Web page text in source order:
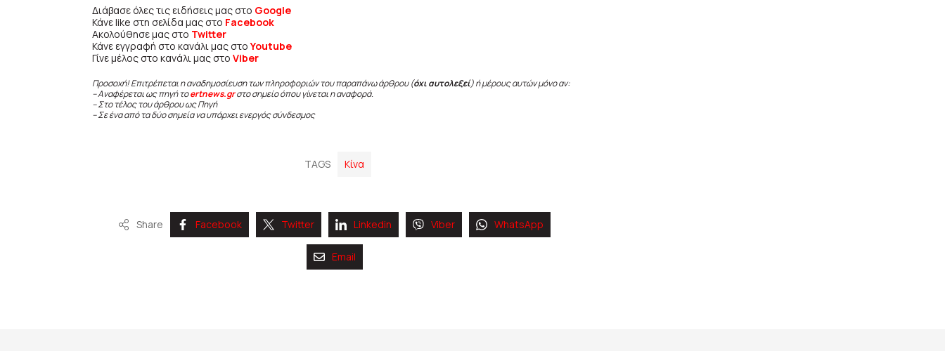
Διάβασε όλες τις ειδήσεις μας στο Google
Κάνε like στη σελίδα μας στο Facebook
Ακολούθησε μας στο Twitter
Κάνε εγγραφή στο κανάλι μας στοYoutube
Γίνε μέλος στο κανάλι μας στο Viber
Προσοχή! Επιτρέπεται η αναδημοσίευση των πληροφοριών του παραπάνω άρθρου (όχι αυτολεξεί) ή μέρους αυτών μόνο αν:
– Αναφέρεται ως πηγή τοertnews.gr στο σημείο όπου γίνεται η αναφορά.
– Στο τέλος του άρθρου ως Πηγή
– Σε ένα από τα δύο σημεία να υπάρχει ενεργός σύνδεσμος
TAGS Κίνα
Share Facebook Twitter Linkedin Viber WhatsApp
Email